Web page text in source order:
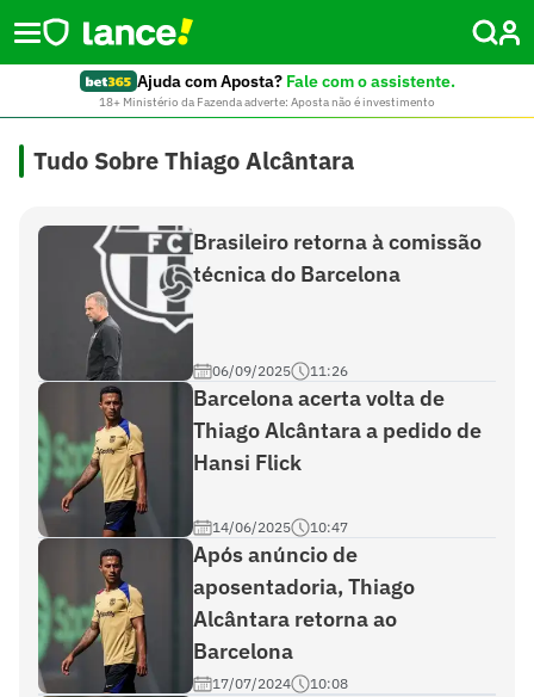
Ajuda com Aposta? Fale com o assistente.
18+ Ministério da Fazenda adverte: Aposta não é investimento
Tudo Sobre Thiago Alcântara
Brasileiro retorna à comissão
técnica do Barcelona
06/09/2025 11:26
Barcelona acerta volta de
Thiago Alcântara a pedido de
Hansi Flick
14/06/2025 10:47
Após anúncio de
aposentadoria, Thiago
Alcântara retorna ao
Barcelona
17/07/2024 10:08